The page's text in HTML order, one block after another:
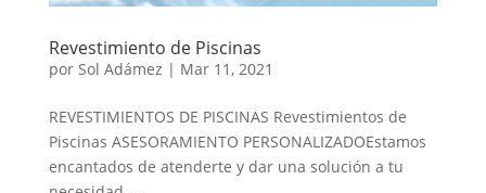
Revestimiento de Piscinas
por Sol Adámez | Mar 11, 2021
REVESTIMIENTOS DE PISCINAS Revestimientos de
Piscinas ASESORAMIENTO PERSONALIZADOEstamos
encantados de atenderte y dar una solución a tu